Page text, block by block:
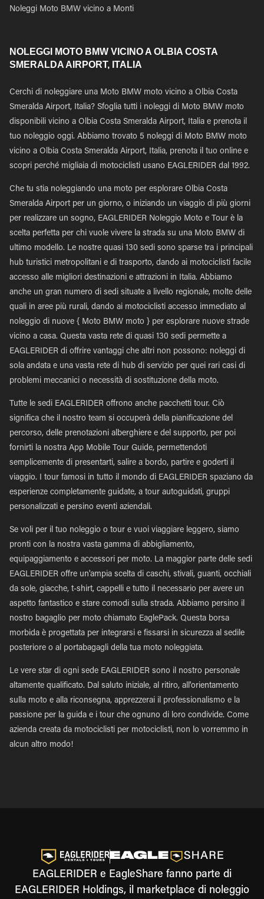
Noleggi Moto BMW vicino a Monti
NOLEGGI MOTO BMW VICINO A OLBIA COSTA
SMERALDA AIRPORT, ITALIA
Cerchi di noleggiare una Moto BMW moto vicino a Olbia Costa
Smeralda Airport, Italia? Sfoglia tutti i noleggi di Moto BMW moto
disponibili vicino a Olbia Costa Smeralda Airport, Italia e prenota il
tuo noleggio oggi. Abbiamo trovato 5 noleggi di Moto BMW moto
vicino a Olbia Costa Smeralda Airport, Italia, prenota il tuo online e
scopri perché migliaia di motociclisti usano EAGLERIDER dal 1992.
Che tu stia noleggiando una moto per esplorare Olbia Costa
Smeralda Airport per un giorno, o iniziando un viaggio di più giorni
per realizzare un sogno, EAGLERIDER Noleggio Moto e Tour è la
scelta perfetta per chi vuole vivere la strada su una Moto BMW di
ultimo modello. Le nostre quasi 130 sedi sono sparse tra i principali
hub turistici metropolitani e di trasporto, dando ai motociclisti facile
accesso alle migliori destinazioni e attrazioni in Italia. Abbiamo
anche un gran numero di sedi situate a livello regionale, molte delle
quali in aree più rurali, dando ai motociclisti accesso immediato al
noleggio di nuove { Moto BMW moto } per esplorare nuove strade
vicino a casa. Questa vasta rete di quasi 130 sedi permette a
EAGLERIDER di offrire vantaggi che altri non possono: noleggi di
sola andata e una vasta rete di hub di servizio per quei rari casi di
problemi meccanici o necessità di sostituzione della moto.
Tutte le sedi EAGLERIDER offrono anche pacchetti tour. Ciò
significa che il nostro team si occuperà della pianificazione del
percorso, delle prenotazioni alberghiere e del supporto, per poi
fornirti la nostra App Mobile Tour Guide, permettendoti
semplicemente di presentarti, salire a bordo, partire e goderti il
viaggio. I tour famosi in tutto il mondo di EAGLERIDER spaziano da
esperienze completamente guidate, a tour autoguidati, gruppi
personalizzati e persino eventi aziendali.
Se voli per il tuo noleggio o tour e vuoi viaggiare leggero, siamo
pronti con la nostra vasta gamma di abbigliamento,
equipaggiamento e accessori per moto. La maggior parte delle sedi
EAGLERIDER offre un'ampia scelta di caschi, stivali, guanti, occhiali
da sole, giacche, t-shirt, cappelli e tutto il necessario per avere un
aspetto fantastico e stare comodi sulla strada. Abbiamo persino il
nostro bagaglio per moto chiamato EaglePack. Questa borsa
morbida è progettata per integrarsi e fissarsi in sicurezza al sedile
posteriore o al portabagagli della tua moto noleggiata.
Le vere star di ogni sede EAGLERIDER sono il nostro personale
altamente qualificato. Dal saluto iniziale, al ritiro, all'orientamento
sulla moto e alla riconsegna, apprezzerai il professionalismo e la
passione per la guida e i tour che ognuno di loro condivide. Come
azienda creata da motociclisti per motociclisti, non lo vorremmo in
alcun altro modo!
EAGLERIDER e EagleShare fanno parte di
EAGLERIDER Holdings, il marketplace di noleggio